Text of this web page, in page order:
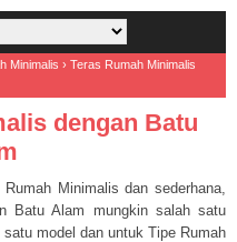
Minimalis › Teras Rumah Minimalis
dengan Batu
Minimalis dan sederhana,
Batu Alam mungkin salah satu
model dan untuk Tipe Rumah